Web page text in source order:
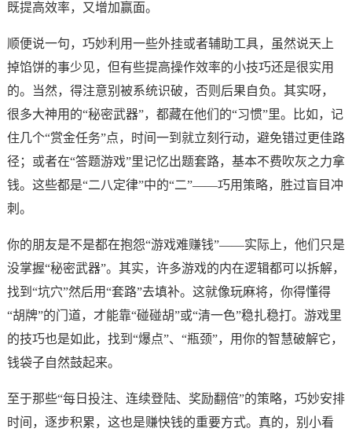
既提高效率，又增加赢面。
顺便说一句，巧妙利用一些外挂或者辅助工具，虽然说天上
掉馅饼的事少见，但有些提高操作效率的小技巧还是很实用
的。当然，得注意别被系统识破，否则后果自负。其实呀，
很多大神用的“秘密武器”，都藏在他们的“习惯”里。比如，记
住几个“赏金任务”点，时间一到就立刻行动，避免错过更佳路
径；或者在“答题游戏”里记忆出题套路，基本不费吹灰之力拿
钱。这些都是“二八定律”中的“二”——巧用策略，胜过盲目冲
刺。
你的朋友是不是都在抱怨“游戏难赚钱”——实际上，他们只是
没掌握“秘密武器”。其实，许多游戏的内在逻辑都可以拆解，
找到“坑穴”然后用“套路”去填补。这就像玩麻将，你得懂得
“胡牌”的门道，才能靠“碰碰胡”或“清一色”稳扎稳打。游戏里
的技巧也是如此，找到“爆点”、“瓶颈”，用你的智慧破解它，
钱袋子自然鼓起来。
至于那些“每日投注、连续登陆、奖励翻倍”的策略，巧妙安排
时间，逐步积累，这也是赚快钱的重要方式。真的，别小看